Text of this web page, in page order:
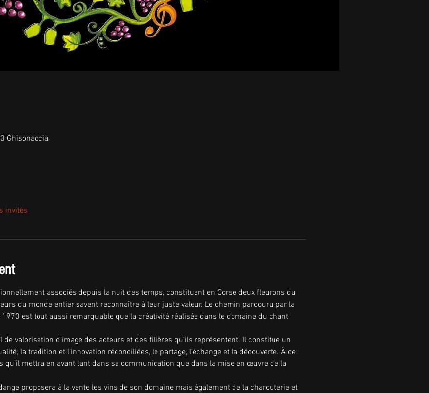
Ghisonaccia
invités
associés depuis la nuit des temps, constituent en Corse deux fleurons du
du monde entier savent reconnaître à leur juste valeur. Le chemin parcouru par la
est tout aussi remarquable que la créativité réalisée dans le domaine du chant
de valorisation d’image des acteurs et des filières qu’ils représentent. Il constitue un
la tradition et l’innovation réconciliées, le partage, l’échange et la découverte. À ce
qu’il mettra en avant tant dans sa communication que dans la mise en œuvre de la
proposera à la vente les vins de son domaine mais également de la charcuterie et